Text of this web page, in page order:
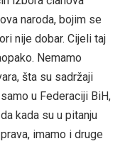
naroda, bojim se
nije dobar. Cijeli taj
Nemamo
šta su sadržaji
u Federaciji BiH,
kada su u pitanju
imamo i druge